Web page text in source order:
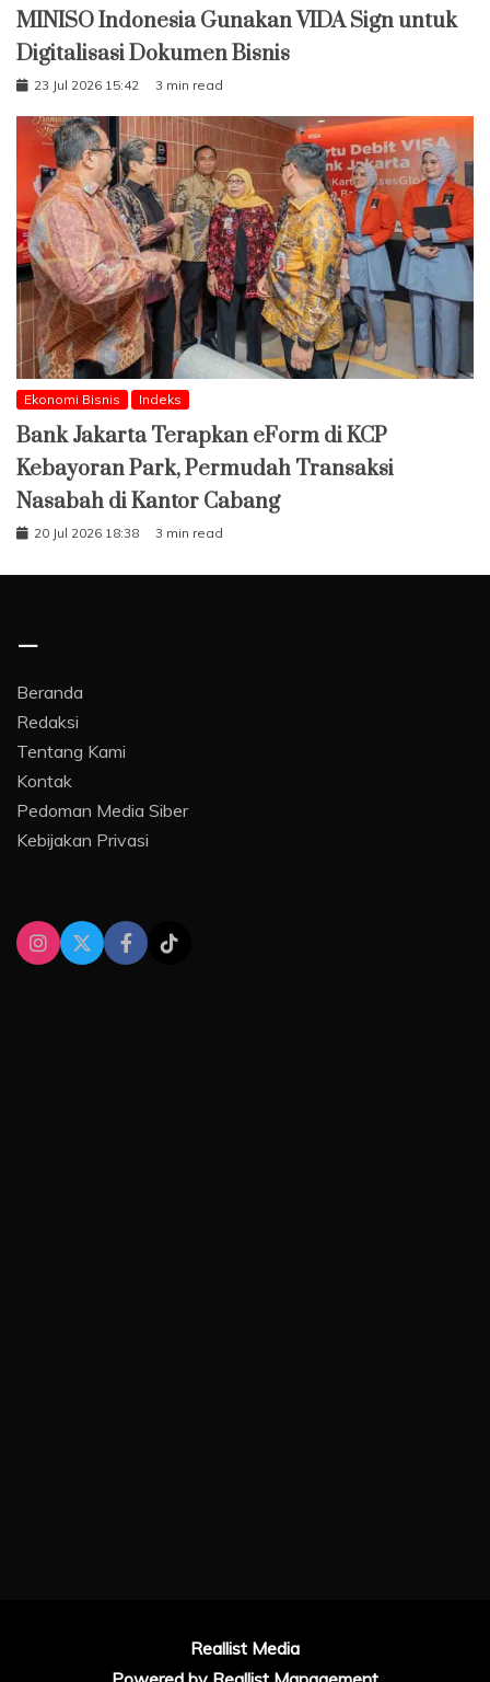
MINISO Indonesia Gunakan VIDA Sign untuk
Digitalisasi Dokumen Bisnis
23 Jul 2026 15:42 3 min read
Ekonomi Bisnis Indeks
Bank Jakarta Terapkan eForm di KCP
Kebayoran Park, Permudah Transaksi
Nasabah di Kantor Cabang
20 Jul 2026 18:38 3 min read
–
Beranda
Redaksi
Tentang Kami
Kontak
Pedoman Media Siber
Kebijakan Privasi
Reallist Media